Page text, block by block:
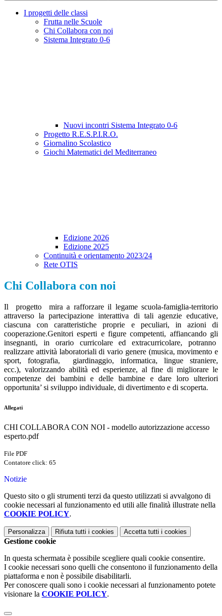
I progetti delle classi
Frutta nelle Scuole
Chi Collabora con noi
Sistema Integrato 0-6
Nuovi incontri Sistema Integrato 0-6
Progetto R.E.S.P.I.R.O.
Giornalino Scolastico
Giochi Matematici del Mediterraneo
Edizione 2026
Edizione 2025
Continuità e orientamento 2023/24
Rete OTIS
Chi Collabora con noi
Il progetto
mira a rafforzare il legame scuola-famiglia-territorio
attraverso la partecipazione interattiva di tali agenzie educative,
ciascuna con caratteristiche proprie e peculiari, in azioni di
cooperazione.Genitori esperti e figure competenti, affiancando gli
insegnanti, in orario curricolare ed extracurricolare, potranno
realizzare attività laboratoriali di vario genere (musica, movimento e
sport, fotografia,
giardinaggio, informatica, lingue straniere,
ecc.), valorizzando abilità ed esperienze, al fine di migliorare le
competenze dei bambini e delle bambine e dare loro ulteriori
opportunita’ si sviluppo individuale, di divertimento e di scoperta.
Allegati
CHI COLLABORA CON NOI - modello autorizzazione accesso
esperto.pdf
File PDF
Contatore click: 65
Notizie
Questo sito o gli strumenti terzi da questo utilizzati si avvalgono di
cookie necessari al funzionamento ed utili alle finalità illustrate nella
COOKIE POLICY.
Personalizza Rifiuta tutti i cookies Accetta tutti i cookies
Gestione cookie
In questa schermata è possibile scegliere quali cookie consentire.
I cookie necessari sono quelli che consentono il funzionamento della
piattaforma e non è possibile disabilitarli.
Per conoscere quali sono i cookie necessari al funzionamento potete
visionare la COOKIE POLICY.